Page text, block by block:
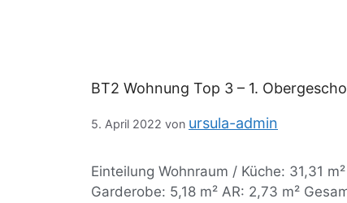
BT2 Wohnung Top 3 – 1.
5. April 2022 von ursula-admin
Einteilung Wohnraum / Küche: 31,31
Garderobe: 5,18 m² AR: 2,73 m²